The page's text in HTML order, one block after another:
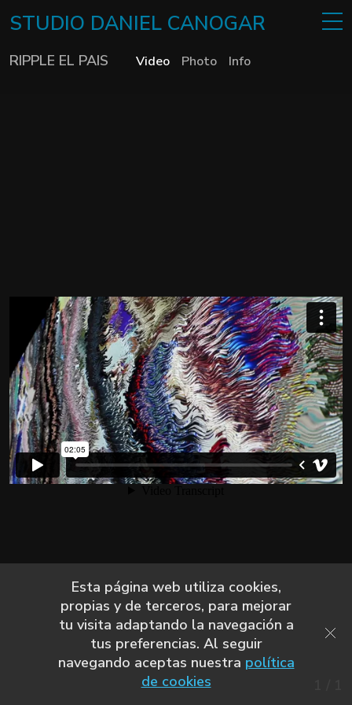
STUDIO DANIEL CANOGAR
RIPPLE EL PAIS Video Photo Info
Esta página web utiliza cookies,
propias y de terceros, para mejorar
tu visita adaptando la navegación a
tus preferencias. Al seguir
navegando aceptas nuestra política
de cookies